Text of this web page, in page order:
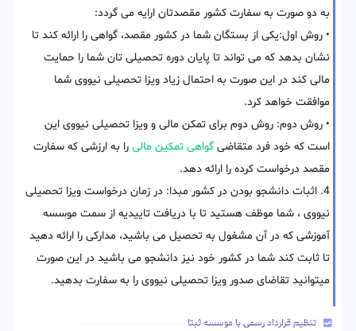
به دو صورت به سفارت کشور مقصدتان ارایه می گردد:
• روش اول:یکی از بستگان شما در کشور مقصد، گواهی را ارائه کند تا
نشان بدهد که می تواند تا پایان دوره تحصیلی تان شما را حمایت
مالی کند در این صورت به احتمال زیاد ویزا تحصیلی نیووی شما
موافقت خواهد کرد.
• روش دوم: روش دوم برای تمکن مالی و ویزا تحصیلی نیووی این
است که خود فرد متقاضی گواهی تمکین مالی را به ارزشی که سفارت
مقصد درخواست کرده را ارائه دهد.
4. اثبات دانشجو بودن در کشور مبدا: در زمان درخواست ویزا تحصیلی
نیووی ، شما موظف هستید تا با دریافت تاییدیه از سمت موسسه
آموزشی که در آن مشغول به تحصیل می باشید، مدارکی را ارائه دهید
تا ثابت کند شما در کشور خود نیز دانشجو می باشید در این صورت
میتوانید تقاضای صدور ویزا تحصیلی نیووی را به سفارت بدهید.
تنظیم قرارداد رسمی با موسسه ثبتا